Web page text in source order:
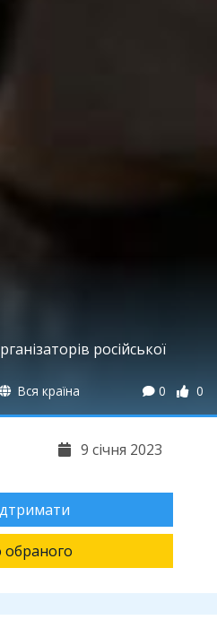
російської
Вся країна 0 0
9 січня 2023